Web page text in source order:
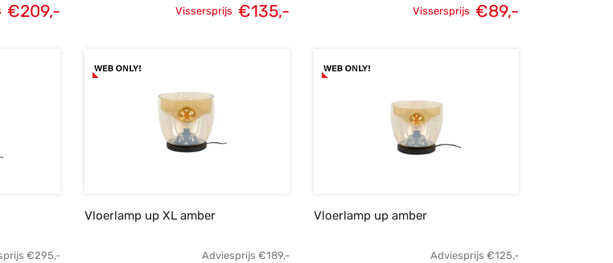
€209,-
€209,-.
Vissersprijs €135,-
€135,-.
Vissersprijs €89,-
€295,-
Vloerlamp up XL amber
Adviesprijs €189,-
Vloerlamp up amber
Adviesprijs €125,-